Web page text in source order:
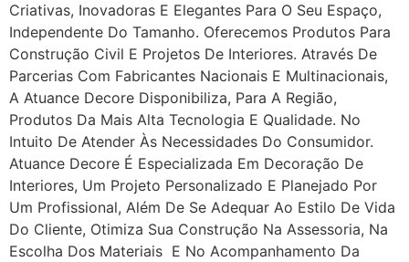
Criativas, Inovadoras E Elegantes Para O Seu Espaço,
Independente Do Tamanho. Oferecemos Produtos Para
Construção Civil E Projetos De Interiores. Através De
Parcerias Com Fabricantes Nacionais E Multinacionais,
A Atuance Decore Disponibiliza, Para A Região,
Produtos Da Mais Alta Tecnologia E Qualidade. No
Intuito De Atender Às Necessidades Do Consumidor.
Atuance Decore É Especializada Em Decoração De
Interiores, Um Projeto Personalizado E Planejado Por
Um Profissional, Além De Se Adequar Ao Estilo De Vida
Do Cliente, Otimiza Sua Construção Na Assessoria, Na
Escolha Dos Materiais E No Acompanhamento Da